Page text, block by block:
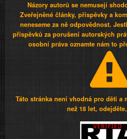
Názory autorů se nemusejí
Zveřejněné články, příspěvky a
neneseme za ně odpovědnost.
příspěvků za porušení autorských
osobní práva oznamte nám to
Táto stránka není vhodná pro děti a
než 18 let,